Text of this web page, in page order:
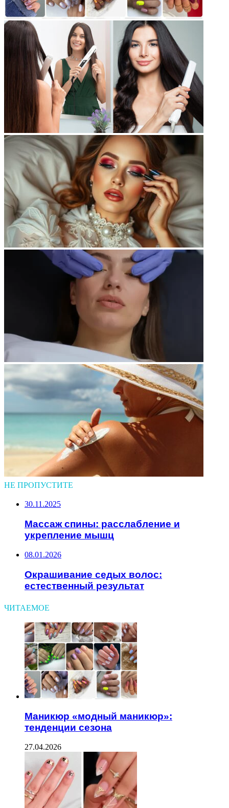
НЕ ПРОПУСТИТЕ
30.11.2025
Массаж спины: расслабление и
укрепление мышц
08.01.2026
Окрашивание седых волос:
естественный результат
ЧИТАЕМОЕ
Маникюр «модный маникюр»:
тенденции сезона
27.04.2026